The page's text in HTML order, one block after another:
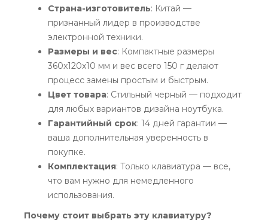
Страна-изготовитель: Китай —
признанный лидер в производстве
электронной техники.
Размеры и вес: Компактные размеры
360x120x10 мм и вес всего 150 г делают
процесс замены простым и быстрым.
Цвет товара: Стильный черный — подходит
для любых вариантов дизайна ноутбука.
Гарантийный срок: 14 дней гарантии —
ваша дополнительная уверенность в
покупке.
Комплектация: Только клавиатура — все,
что вам нужно для немедленного
использования.
Почему стоит выбрать эту клавиатуру?